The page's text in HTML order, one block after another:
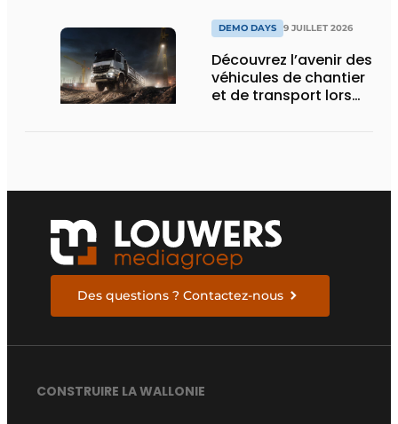
DEMO DAYS 9 JUILLET 2026
Découvrez l’avenir des
véhicules de chantier
et de transport lors
Des questions ? Contactez-nous
CONSTRUIRE LA WALLONIE